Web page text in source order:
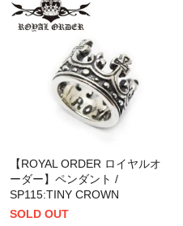
【ROYAL ORDER ロイヤルオ
ーダー】ペンダント /
SP115:TINY CROWN
SOLD OUT